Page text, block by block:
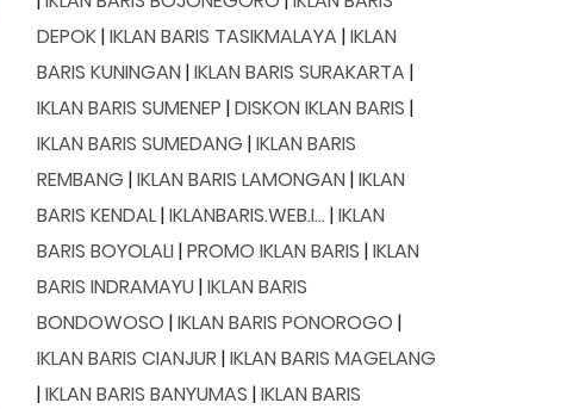
DEPOK|IKLAN BARIS TASIKMALAYA |IKLAN
BARIS KUNINGAN|IKLAN BARIS SURAKARTA |
IKLAN BARIS SUMENEP |DISKON IKLAN BARIS |
IKLAN BARIS SUMEDANG |IKLAN BARIS
REMBANG |IKLAN BARIS LAMONGAN|IKLAN
BARIS KENDAL|IKLANBARIS.WEB.I...|IKLAN
BARIS BOYOLALI|PROMO IKLAN BARIS |IKLAN
BARIS INDRAMAYU|IKLAN BARIS
BONDOWOSO |IKLAN BARIS PONOROGO |
IKLAN BARIS CIANJUR |IKLAN BARIS MAGELANG
|IKLAN BARIS BANYUMAS |IKLAN BARIS